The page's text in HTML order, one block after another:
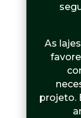
As
projeto.